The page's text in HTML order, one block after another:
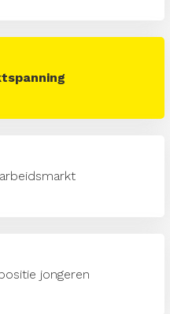
jongeren